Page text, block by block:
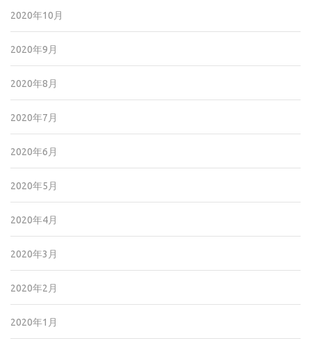
2020年10月
2020年9月
2020年8月
2020年7月
2020年6月
2020年5月
2020年4月
2020年3月
2020年2月
2020年1月